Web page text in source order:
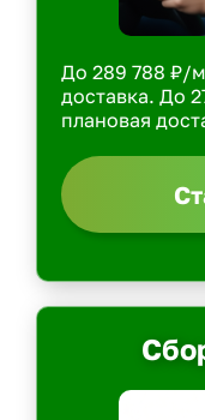
До 289 788 ₽/
доставка. До
плановая